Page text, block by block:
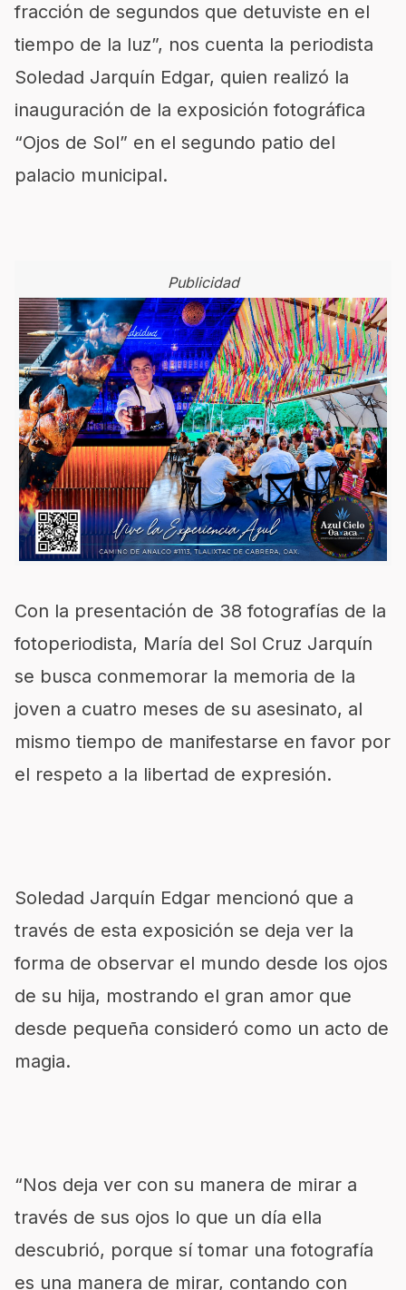
fracción de segundos que detuviste en el
tiempo de la luz”, nos cuenta la periodista
Soledad Jarquín Edgar, quien realizó la
inauguración de la exposición fotográfica
“Ojos de Sol” en el segundo patio del
palacio municipal.
Publicidad
Con la presentación de 38 fotografías de la
fotoperiodista, María del Sol Cruz Jarquín
se busca conmemorar la memoria de la
joven a cuatro meses de su asesinato, al
mismo tiempo de manifestarse en favor por
el respeto a la libertad de expresión.
Soledad Jarquín Edgar mencionó que a
través de esta exposición se deja ver la
forma de observar el mundo desde los ojos
de su hija, mostrando el gran amor que
desde pequeña consideró como un acto de
magia.
“Nos deja ver con su manera de mirar a
través de sus ojos lo que un día ella
descubrió, porque sí tomar una fotografía
es una manera de mirar, contando con